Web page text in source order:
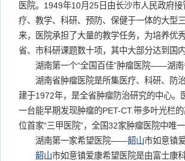
医院。1949年10月25日由长沙市人民政府
疗、教学、科研、预防、保健于一体的大型
来，医院承担了大量的教学任务，为培养优
省、市科研课题数十项，其中大部分达到国
湖南第一个“全国百佳”肿瘤医院——湖南
湖南省肿瘤医院是所集医疗、科研、防治
建于1972年，是全省肿瘤防治研究的中心
一台能早期发现肿瘤的PET-CT.带多叶光栏
位首家“三甲医院”，全国32家肿瘤医院中唯一
湖南第一家希望医院——韶山市如意镇
韶山市如意镇爱康希望医院是由富士康